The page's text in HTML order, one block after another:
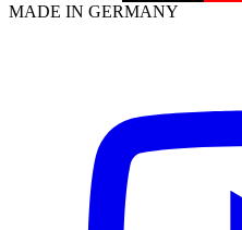
MADE IN GERMANY